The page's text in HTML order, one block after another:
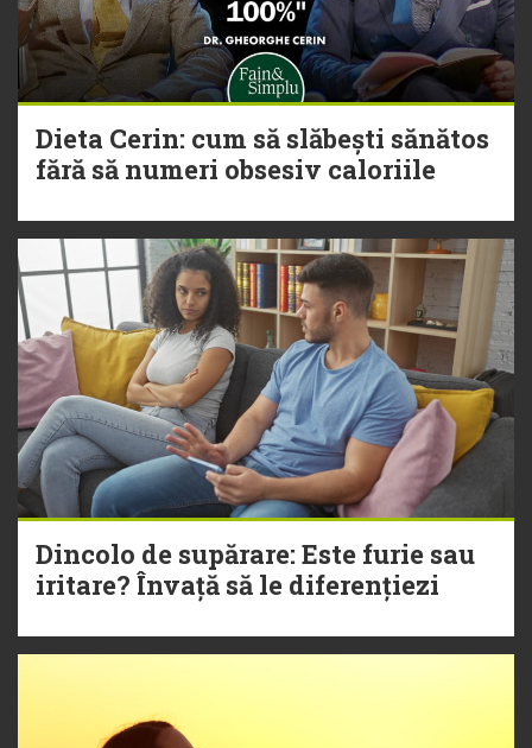
Dieta Cerin: cum să slăbești sănătos
fără să numeri obsesiv caloriile
Dincolo de supărare: Este furie sau
iritare? Învață să le diferențiezi